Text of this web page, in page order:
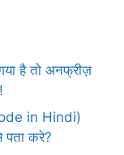
है तो अनफ्रीज़
in Hindi)
करे?